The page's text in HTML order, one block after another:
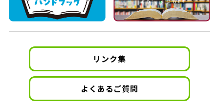
リンク集
よくあるご質問